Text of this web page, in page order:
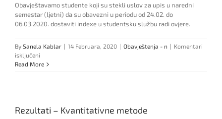
Obavještavamo studente koji su stekli uslov za upis u naredni
semestar (ljetni) da su obavezni u periodu od 24.02. do
06.03.2020. dostaviti indexe u studentsku službu radi ovjere.
By Sanela Kablar | 14 Februara, 2020 | Obavještenja - n | Komentari
isključeni
Ovjera
zimskog
u
Read More
Rezultati – Kvantitativne metode